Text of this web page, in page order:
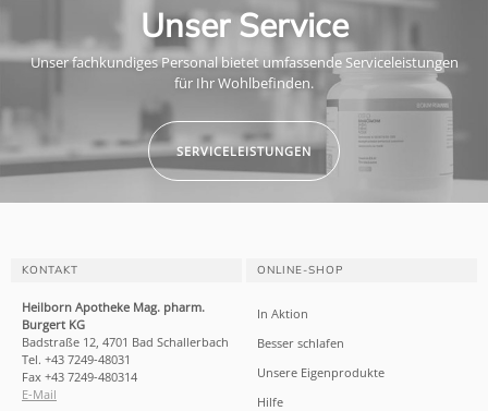
Unser Service
Unser fachkundiges Personal bietet umfassende Serviceleistungen
für Ihr Wohlbefinden.
SERVICELEISTUNGEN
KONTAKT
Heilborn Apotheke Mag. pharm.
Burgert KG
Badstraße 12, 4701 Bad Schallerbach
Tel. +43 7249-48031
Fax +43 7249-480314
E-Mail
ONLINE-SHOP
In Aktion
Besser schlafen
Unsere Eigenprodukte
Hilfe